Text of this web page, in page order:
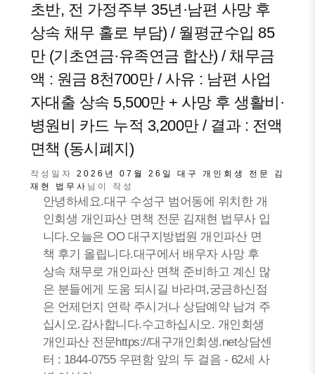
초반, 전 가정주부 35년·남편 사망 후
상속 채무 홀로 부담) / 월평균수입 85
만 (기초연금·유족연금 합산) / 채무금
액 : 원금 8천700만 / 사유 : 남편 사업
자대출 상속 5,500만 + 사망 후 생활비·
병원비 카드 누적 3,200만 / 결과 : 전액
면책 (동시폐지)
작성일자 2026년 07월 26일
대구 개인회생 전문 김
재현 법무사 님이 작성
안녕하세요.대구 수성구 범어동에 위치한 개
인회생 개인파산 면책 전문 김재현 법무사 입
니다.오늘은 OO 대구지방법원 개인파산 면
책 후기 올립니다.대구에서 배우자 사망 후
상속 채무로 개인파산 면책 준비하고 계신 많
은 분들에게 도움 되시길 바라며,궁금하신점
은 언제던지 연락 주시거나 상담예약 남겨 주
십시오.감사합니다.수고하십시오. 개인회생
개인파산 전문https://대구개인회생.net상담센
터 : 1844-0755 우편함 앞의 두 걸음 - 62세 사